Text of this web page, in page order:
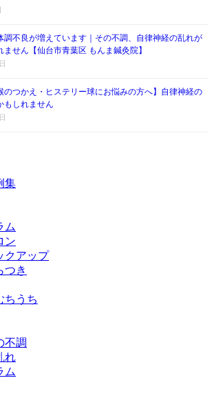
調不良が増えています｜その不調、自律神経の乱れが
ません【仙台市青葉区 もんま鍼灸院】
のつかえ・ヒステリー球にお悩みの方へ】自律神経の
もしれません
集
ム
ン
クアップ
つき
ちうち
不調
れ
ム